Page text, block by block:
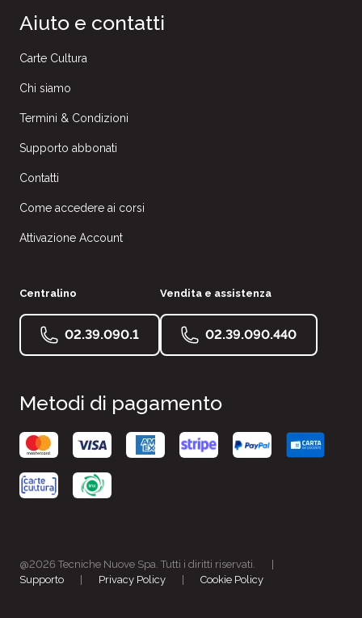
Aiuto e contatti
Carte Cultura
Chi siamo
Termini & Condizioni
Supporto abbonati
Contatti
Come accedere ai corsi
Attivazione Account
Centralino
02.39.090.1
Vendita e assistenza
02.39.090.440
Metodi di pagamento
@2026 Tecniche Nuove Spa. Tutti i diritti riservati.
Supporto
Privacy Policy Cookie Policy